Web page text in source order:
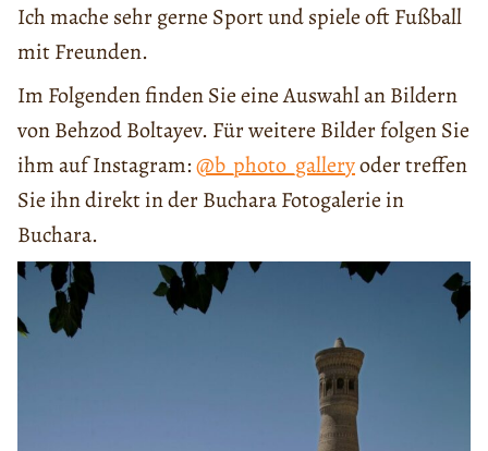
Ich mache sehr gerne Sport und spiele oft Fußball
mit Freunden.
Im Folgenden finden Sie eine Auswahl an Bildern
von Behzod Boltayev. Für weitere Bilder folgen Sie
ihm auf Instagram:@b_photo_galleryoder treffen
Sie ihn direkt in der Buchara Fotogalerie in
Buchara.